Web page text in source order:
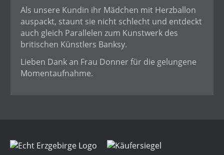
Als unsere Kundin ihr Mädchen mit Herzballon
auspackt, staunt sie nicht schlecht und entdeckt
auch gleich Parallelen zum Kunstwerk des
britischen Künstlers Banksy.
Lieben Dank an Frau Donner für die gelungene
Momentaufnahme.